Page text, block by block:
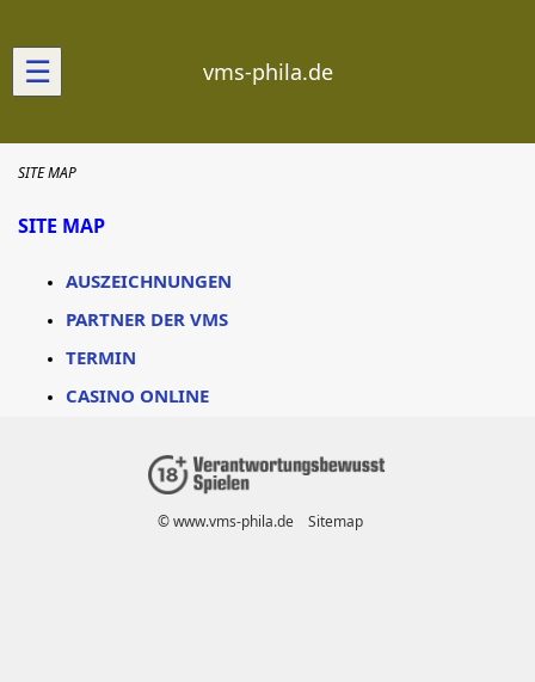
☰ vms-phila.de
SITE MAP
SITE MAP
AUSZEICHNUNGEN
PARTNER DER VMS
TERMIN
CASINO ONLINE
© www.vms-phila.de Sitemap